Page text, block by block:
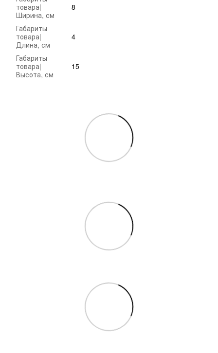
товара|
Ширина, см
8
Габариты
товара|
Длина, см
4
Габариты
товара|
Высота, см
15